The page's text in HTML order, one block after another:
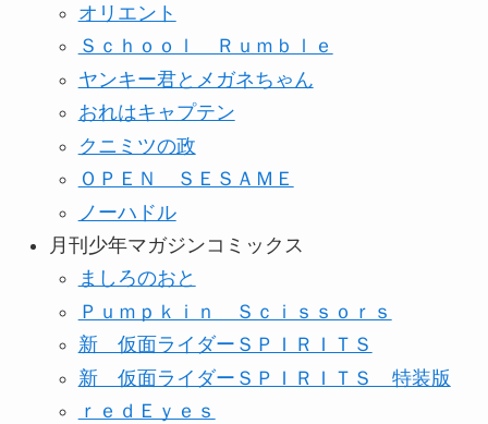
オリエント
Ｓｃｈｏｏｌ Ｒｕｍｂｌｅ
ヤンキー君とメガネちゃん
おれはキャプテン
クニミツの政
ＯＰＥＮ ＳＥＳＡＭＥ
ノーハドル
月刊少年マガジンコミックス
ましろのおと
Ｐｕｍｐｋｉｎ Ｓｃｉｓｓｏｒｓ
新 仮面ライダーＳＰＩＲＩＴＳ
新 仮面ライダーＳＰＩＲＩＴＳ 特装版
ｒｅｄＥｙｅｓ